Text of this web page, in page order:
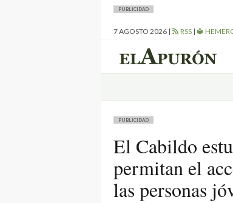
PUBLICIDAD
7 AGOSTO 2026 | RSS |
PUBLICIDAD
El Cabildo
permitan el
las personas